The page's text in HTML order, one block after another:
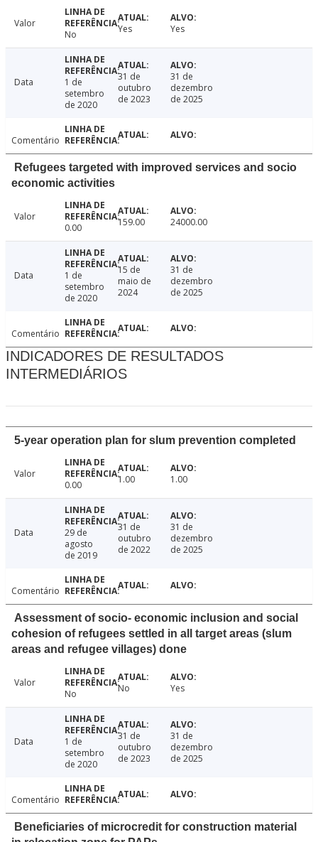
Valor
No
Yes Yes
Data
1 de
setembro
de 2020
31 de
outubro
de 2023
31 de
dezembro
de 2025
Comentário
Refugees targeted with improved services and socio
economic activities
Valor
0.00
159.00 24000.00
Data
1 de
setembro
de 2020
15 de
maio de
2024
31 de
dezembro
de 2025
Comentário
INDICADORES DE RESULTADOS
INTERMEDIÁRIOS
5-year operation plan for slum prevention completed
Valor
0.00
1.00 1.00
Data
29 de
agosto
de 2019
31 de
outubro
de 2022
31 de
dezembro
de 2025
Comentário
Assessment of socio- economic inclusion and social
cohesion of refugees settled in all target areas (slum
areas and refugee villages) done
Valor
No
No Yes
Data
1 de
setembro
de 2020
31 de
outubro
de 2023
31 de
dezembro
de 2025
Comentário
Beneficiaries of microcredit for construction material